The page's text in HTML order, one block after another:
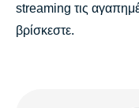
streaming τις
βρίσκεστε.